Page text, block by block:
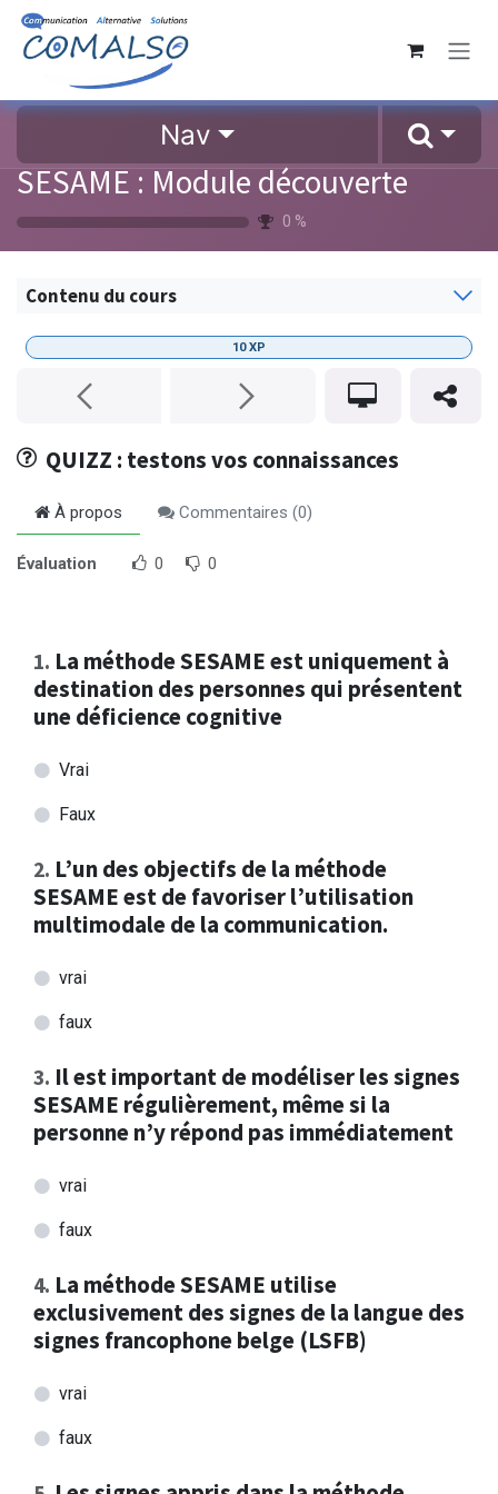
Se rendre au contenu
Nav
SESAME : Module découverte
0 %
Contenu du cours
QUIZZ : testons vos connaissances
10 XP
À propos Commentaires (0)
Évaluation 0 0
1. La méthode SESAME est uniquement à
destination des personnes qui présentent
une déficience cognitive
Vrai
Faux
2. L’un des objectifs de la méthode
SESAME est de favoriser l’utilisation
multimodale de la communication.
vrai
faux
3. Il est important de modéliser les signes
SESAME régulièrement, même si la
personne n’y répond pas immédiatement
vrai
faux
4. La méthode SESAME utilise
exclusivement des signes de la langue des
signes francophone belge (LSFB)
vrai
faux